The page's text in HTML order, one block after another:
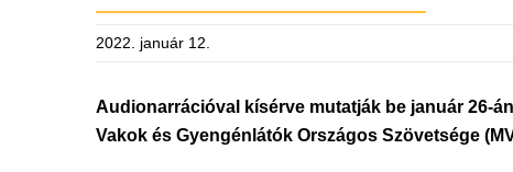
2022. január 12.
Audionarrációval kísérve mutatják be január 26-
Vakok és Gyengénlátók Országos Szövetsége